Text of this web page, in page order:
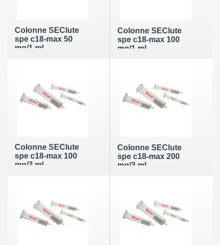
Colonne SEClute
spe c18-max 50
mg/1 ml
Colonne SEClute
spe c18-max 100
mg/1 ml
Colonne SEClute
spe c18-max 100
mg/3 ml
Colonne SEClute
spe c18-max 200
mg/3 ml